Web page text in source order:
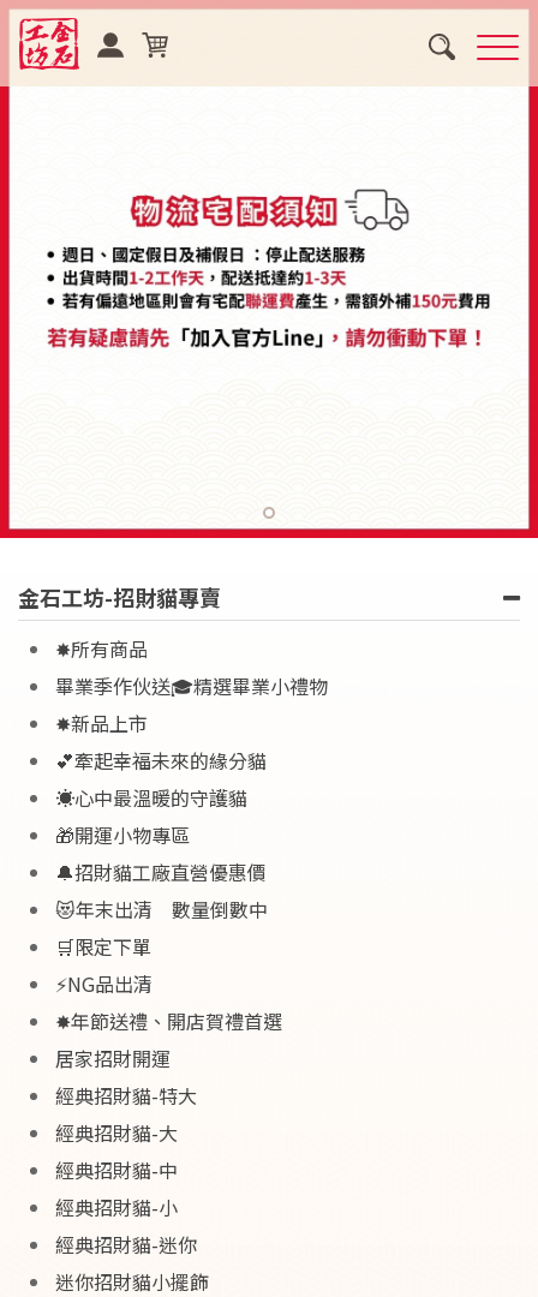
金石工坊-招財貓專賣
✸所有商品
畢業季作伙送🎓精選畢業小禮物
✸新品上市
💕牽起幸福未來的緣分貓
☀️心中最溫暖的守護貓
🎁開運小物專區
🔔招財貓工廠直營優惠價
😻年末出清 數量倒數中
🛒限定下單
⚡NG品出清
✸年節送禮、開店賀禮首選
居家招財開運
經典招財貓-特大
經典招財貓-大
經典招財貓-中
經典招財貓-小
經典招財貓-迷你
迷你招財貓小擺飾